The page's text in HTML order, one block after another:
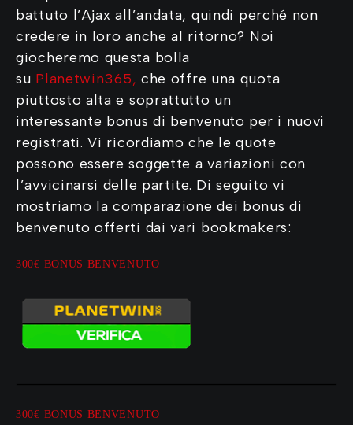
battuto l’Ajax all’andata, quindi perché non
credere in loro anche al ritorno? Noi
giocheremo questa bolla
su Planetwin365, che offre una quota
piuttosto alta e soprattutto un
interessante bonus di benvenuto per i nuovi
registrati. Vi ricordiamo che le quote
possono essere soggette a variazioni con
l’avvicinarsi delle partite. Di seguito vi
mostriamo la comparazione dei bonus di
benvenuto offerti dai vari bookmakers:
300€ BONUS BENVENUTO
300€ BONUS BENVENUTO